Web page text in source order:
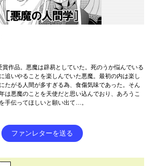
作品。悪魔は辟易としていた。死のうか悩んでいる
追いやることを楽しんでいた悪魔。最初の内は楽し
たがる人間が多すぎる為、食傷気味であった。そん
は悪魔のことを天使だと思い込んでおり、あろうこ
手伝ってほしいと願い出て…。
ファンレターを送る